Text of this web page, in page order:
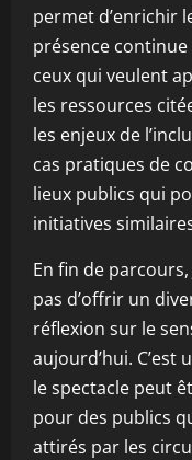
permet d’enrichir
présence
ceux qui veulent
les ressources
les enjeux de
cas pratiques de
lieux publics qui
initiatives
En fin de
pas d’offrir un
réflexion sur le
aujourd’hui. C’est
le spectacle peut
pour des publics
attirés par les